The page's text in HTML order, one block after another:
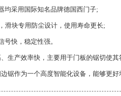
采用国际知名品牌德国西门子;
块专用防尘设计，使用寿命更长;
快，稳定性强。
生产效率快，主要用于门板的锯切使
锯作为一个高度智能化设备，能够更好